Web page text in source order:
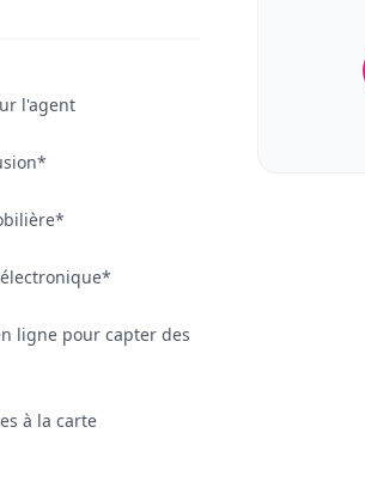
l'agent
ligne pour capter des
à la carte